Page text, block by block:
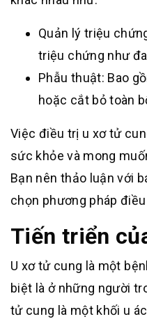
Quản lý triệu
triệu chứng như
Phẫu thuật: Bao
hoặc cắt bỏ toàn
Việc điều trị u xơ tử
sức khỏe và mong
Bạn nên thảo luận với
chọn phương pháp
Tiến triển
U xơ tử cung là một
biệt là ở những người
tử cung là một khối u